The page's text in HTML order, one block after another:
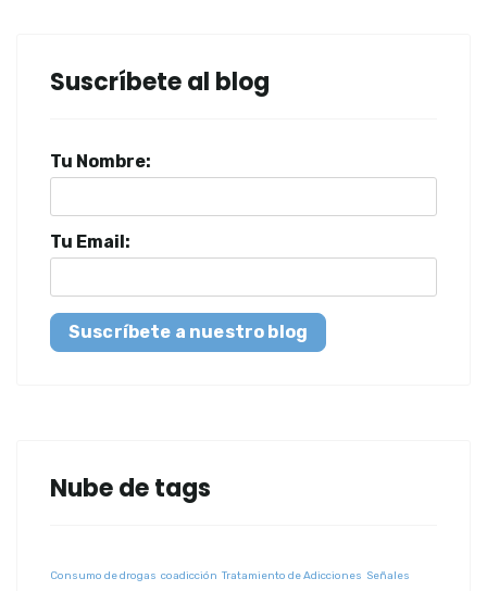
Suscríbete al blog
Tu Nombre:
Tu Email:
Suscríbete a nuestro blog
Nube de tags
Consumo de drogas coadicción Tratamiento de Adicciones Señales